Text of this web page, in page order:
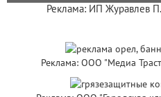
Реклама: ИП Журавлев
Реклама: ООО "Медиа